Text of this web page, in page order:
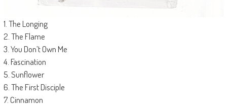
1. The Longing
2. The Flame
3. You Don’t Own Me
4. Fascination
5. Sunflower
6. The First Disciple
7. Cinnamon